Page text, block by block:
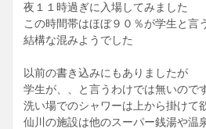
夜１１時過ぎに入場してみました
この時間帯はほぼ９０％が学生と言
結構な混みようでした
以前の書き込みにもありましたが
学生が、、と言うわけでは無いので
洗い場でのシャワーは上から掛けて
仙川の施設は他のスーパー銭湯や温